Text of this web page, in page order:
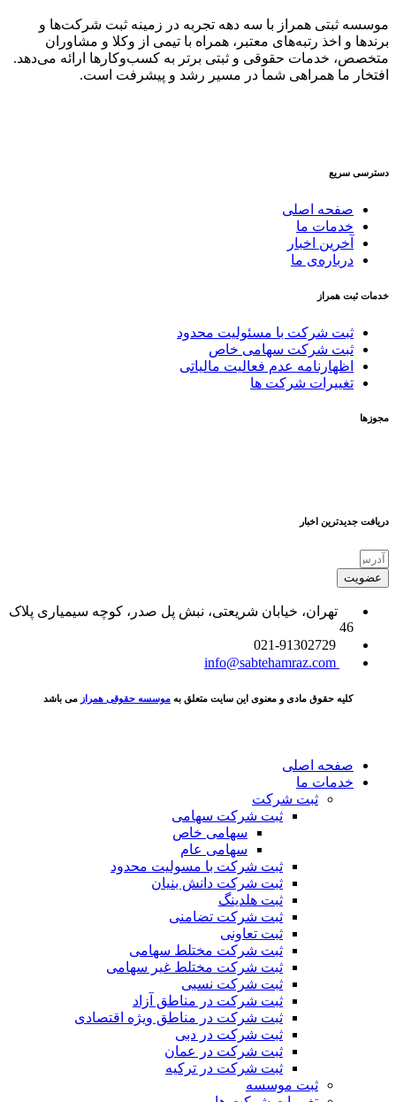
موسسه ثبتی همراز با سه دهه تجربه در زمینه ثبت شرکت‌ها و
برندها و اخذ رتبه‌های معتبر، همراه با تیمی از وکلا و مشاوران
متخصص، خدمات حقوقی و ثبتی برتر به کسب‌وکارها ارائه می‌دهد.
افتخار ما همراهی شما در مسیر رشد و پیشرفت است.
دسترسی سریع
صفحه اصلی
خدمات ما
آخرین اخبار
درباره‌ی ما
خدمات ثبت همراز
ثبت شرکت با مسئولیت محدود
ثبت شرکت سهامی خاص
اظهارنامه عدم فعالیت مالیاتی
تغییرات شرکت ها
مجوزها
دریافت جدیدترین اخبار
عضویت
تهران، خیابان شریعتی، نبش پل صدر، کوچه سیمیاری پلاک
46
021-91302729
info@sabtehamraz.com
کلیه حقوق مادی و معنوی این سایت متعلق به موسسه حقوقی همراز می باشد
صفحه اصلی
خدمات ما
ثبت شرکت
ثبت شرکت سهامی
سهامی خاص
سهامی عام
ثبت شرکت با مسولیت محدود
ثبت شرکت دانش بنیان
ثبت هلدینگ
ثبت شرکت تضامنی
ثبت تعاونی
ثبت شرکت مختلط سهامی
ثبت شرکت مختلط غیر سهامی
ثبت شرکت نسبی
ثبت شرکت در مناطق آزاد
ثبت شرکت در مناطق ویژه اقتصادی
ثبت شرکت در دبی
ثبت شرکت در عمان
ثبت شرکت در ترکیه
ثبت موسسه